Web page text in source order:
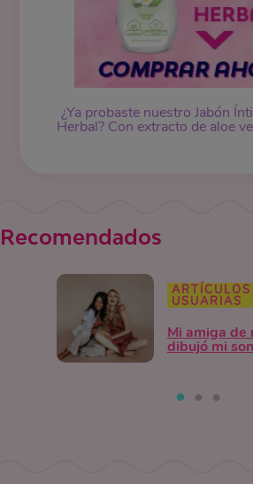
¿Ya probaste nuestro Jabón
Herbal? Con extracto de aloe
Recomendados
ARTÍCULOS
USUARIAS
Mi amiga de
dibujó mi